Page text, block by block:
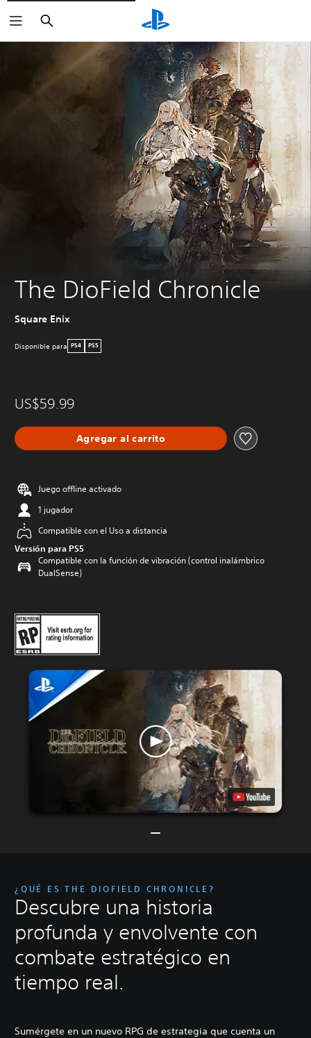
Buscar
The DioField Chronicle
Square Enix
Disponible para PS4 PS5
US$59.99
Agregar al carrito
Juego offline activado
1 jugador
Compatible con el Uso a distancia
Versión para PS5
Compatible con la función de vibración (control inalámbrico
DualSense)
¿QUÉ ES THE DIOFIELD CHRONICLE?
Descubre una historia
profunda y envolvente con
combate estratégico en
tiempo real.
Sumérgete en un nuevo RPG de estrategia que cuenta un